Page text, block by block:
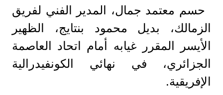
حسم معتمد جمال، المدير الفني لفريق
الزمالك، بديل محمود بنتايج، الظهير
الأيسر المقرر غيابه أمام اتحاد العاصمة
الجزائري، في نهائي الكونفيدرالية
الإفريقية.